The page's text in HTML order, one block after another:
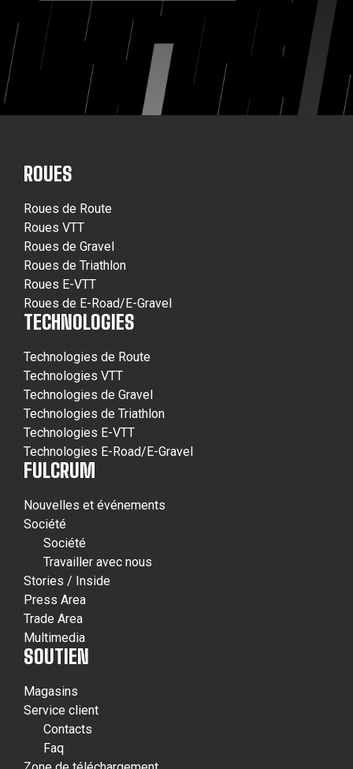
ROUES
Roues de Route
Roues VTT
Roues de Gravel
Roues de Triathlon
Roues E-VTT
Roues de E-Road/E-Gravel
TECHNOLOGIES
Technologies de Route
Technologies VTT
Technologies de Gravel
Technologies de Triathlon
Technologies E-VTT
Technologies E-Road/E-Gravel
FULCRUM
Nouvelles et événements
Société
Société
Travailler avec nous
Stories / Inside
Press Area
Trade Area
Multimedia
SOUTIEN
Magasins
Service client
Contacts
Faq